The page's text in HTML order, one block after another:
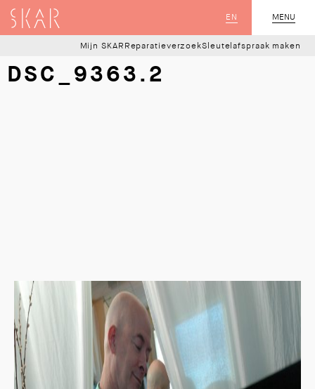
MENU
SLUIT
EN
SKAR
Mijn SKAR ReparatieverzoekSleutelafspraak maken
DSC_9363.2